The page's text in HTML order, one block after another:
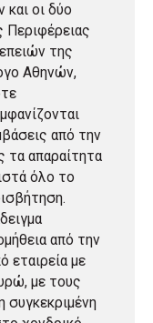
και οι δύο
Περιφέρειας
της
Αθηνών,
από την
τα απαραίτητα
όλο το
από την
εταιρεία με
με τους
συγκεκριμένη